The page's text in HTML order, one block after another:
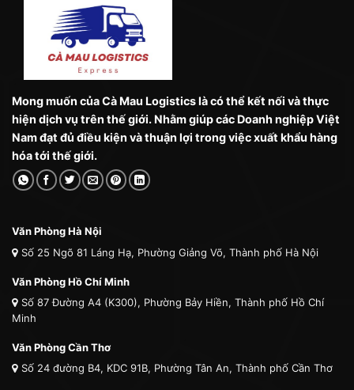
Mong muốn của Cà Mau Logistics là có thể kết nối và thực
hiện dịch vụ trên thế giới. Nhằm giúp các Doanh nghiệp Việt
Nam đạt đủ điều kiện và thuận lợi trong việc xuất khẩu hàng
hóa tới thế giới.
Văn Phòng Hà Nội
Số 25 Ngõ 81 Láng Hạ, Phường Giảng Võ, Thành phố Hà Nội
Văn Phòng Hồ Chí Minh
Số 87 Đường A4 (K300), Phường Bảy Hiền, Thành phố Hồ Chí
Minh
Văn Phòng Cần Thơ
Số 24 đường B4, KDC 91B, Phường Tân An, Thành phố Cần Thơ